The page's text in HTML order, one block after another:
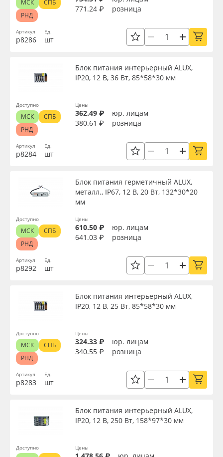
Артикул
р8286
Ед.
шт
771.24 ₽
розница
МСК
СПБ
РНД
Артикул
р8284
Блок питания интерьерный ALUX,
IP20, 12 В, 36 Вт, 85*58*30 мм
Ед.
шт
Цены
362.49 ₽
юр. лицам
380.61 ₽
розница
Доступно
МСК
СПБ
РНД
Артикул
р8292
Блок питания герметичный ALUX,
металл., IP67, 12 В, 20 Вт, 132*30*20
мм
Ед.
шт
Цены
610.50 ₽
юр. лицам
641.03 ₽
розница
Доступно
МСК
СПБ
РНД
Артикул
р8283
Блок питания интерьерный ALUX,
IP20, 12 В, 25 Вт, 85*58*30 мм
Ед.
шт
Цены
324.33 ₽
юр. лицам
340.55 ₽
розница
Доступно
МСК
СПБ
РНД
Блок питания интерьерный ALUX,
IP20, 12 В, 250 Вт, 158*97*30 мм
Цены
Доступно